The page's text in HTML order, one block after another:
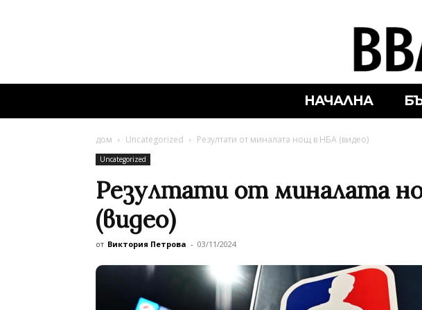
НАЧАЛНА
дом Uncategorized Резултати от миналата нощ в НБА (видео)
Uncategorized
Резултати от миналата
(видео)
от Виктория Петрова - 03/11/2024